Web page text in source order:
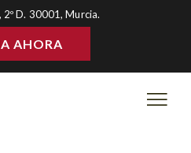
D. 30001, Murcia.
AHORA